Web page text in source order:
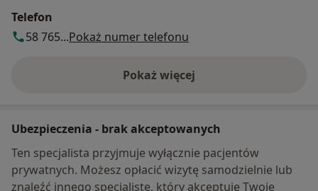
Telefon
58 765...Pokaż numer telefonu
Pokaż więcej
o adresie
Ubezpieczenia - brak akceptowanych
Ten specjalista przyjmuje wyłącznie pacjentów
prywatnych. Możesz opłacić wizytę samodzielnie lub
znaleźć innego specjalistę, który akceptuje Twoje